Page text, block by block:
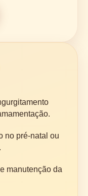
no pré-natal ou
manutenção da